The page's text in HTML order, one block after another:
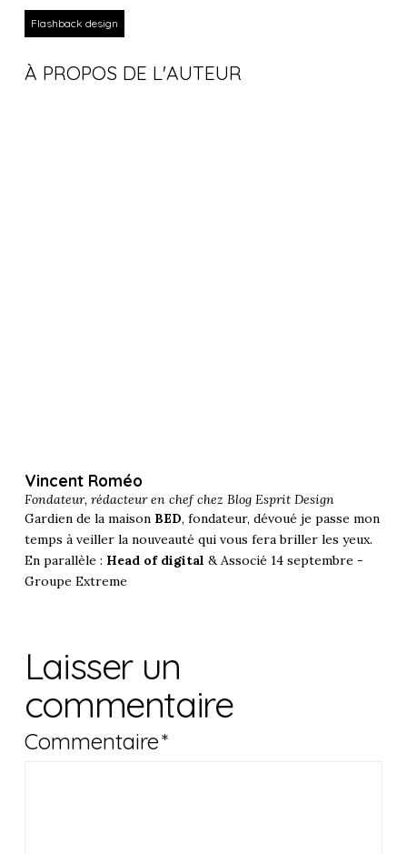
Flashback design
À PROPOS DE L'AUTEUR
Vincent Roméo
Fondateur, rédacteur en chef chez Blog Esprit Design
Gardien de la maison BED, fondateur, dévoué je passe mon
temps à veiller la nouveauté qui vous fera briller les yeux.
En parallèle : Head of digital & Associé 14 septembre -
Groupe Extreme
Laisser un
commentaire
Commentaire*